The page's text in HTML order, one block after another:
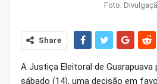
Foto:
Share
A Justiça Eleitoral de Guarapuava
sábado (14), uma decisão em